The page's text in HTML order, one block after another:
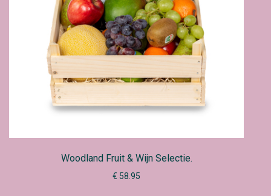
Woodland Fruit & Wijn Selectie.
€ 58.95